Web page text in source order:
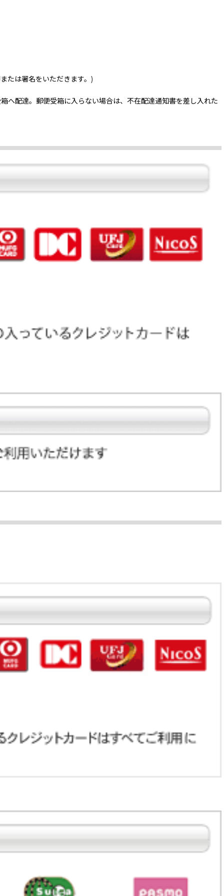
たは署名をいただきます。)
へ配達。郵便受箱に入らない場合は、不在配達通知書を差し入れた